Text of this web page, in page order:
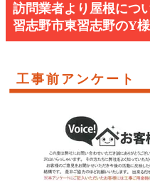
訪問業者より屋根につ
習志野市東習志野のY様
工事前アンケート